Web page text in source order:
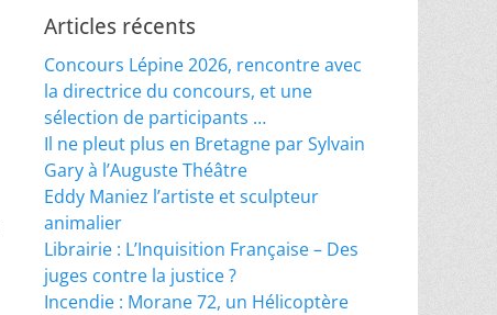
Articles récents
Concours Lépine 2026, rencontre avec
la directrice du concours, et une
sélection de participants …
Il ne pleut plus en Bretagne par Sylvain
Gary à l’Auguste Théâtre
Eddy Maniez l’artiste et sculpteur
animalier
Librairie : L’Inquisition Française – Des
juges contre la justice ?
Incendie : Morane 72, un Hélicoptère